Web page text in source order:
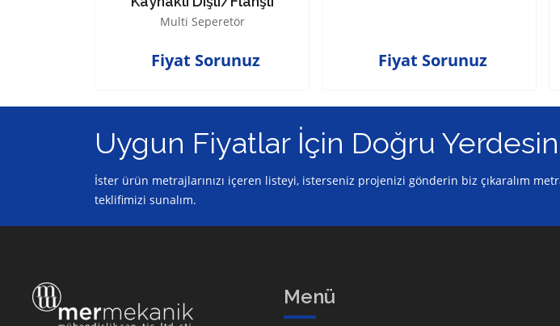
Multi Seperetör
Fiyat Sorunuz Fiyat Sorunuz
Uygun Fiyatlar İçin Doğru
İster ürün metrajlarınızı içeren listeyi, isterseniz projenizi gönderin biz çıkaralım
teklifimizi sunalım.
Menü